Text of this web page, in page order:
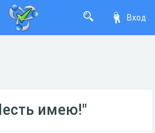
Вход
имею!"